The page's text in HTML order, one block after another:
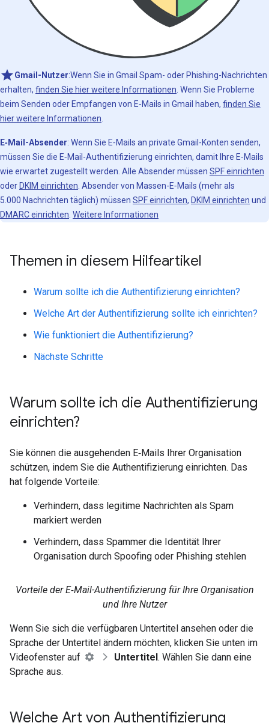
Gmail-Nutzer:Wenn Sie in Gmail Spam- oder Phishing-Nachrichten
erhalten, finden Sie hier weitere Informationen . Wenn Sie Probleme
beim Senden oder Empfangen von E‑Mails in Gmail haben, finden Sie
hier weitere Informationen
E‑Mail-Absender: Wenn Sie E‑Mails an private Gmail-Konten senden,
müssen Sie die E‑Mail-Authentifizierung einrichten, damit Ihre E‑Mails
wie erwartet zugestellt werden. Alle Absender müssen SPF einrichten
oder DKIM einrichten . Absender von Massen-E‑Mails (mehr als
5.000 Nachrichten täglich) müssen SPF einrichten, DKIM einrichten und
DMARC einrichten Weitere Informationen
Themen in diesem Hilfeartikel
Warum sollte ich die Authentifizierung einrichten?
Welche Art der Authentifizierung sollte ich einrichten?
Wie funktioniert die Authentifizierung?
Nächste Schritte
Warum sollte ich die Authentifizierung
einrichten?
Sie können die ausgehenden E‑Mails Ihrer Organisation
schützen, indem Sie die Authentifizierung einrichten. Das
hat folgende Vorteile:
Verhindern, dass legitime Nachrichten als Spam
markiert werden
Verhindern, dass Spammer die Identität Ihrer
Organisation durch Spoofing oder Phishing stehlen
Vorteile der E‑Mail-Authentifizierung für Ihre Organisation
und Ihre Nutzer
Wenn Sie sich die verfügbaren Untertitel ansehen oder die
Sprache der Untertitel ändern möchten, klicken Sie unten im
Videofenster auf
Untertitel. Wählen Sie dann eine
Sprache aus.
Welche Art von Authentifizierung